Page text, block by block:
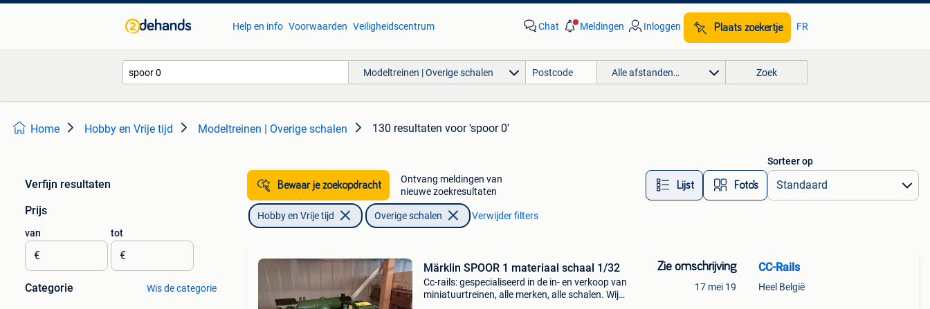
Help en info Voorwaarden Veiligheidscentrum Chat Meldingen Inloggen Plaats zoekertje FR
Modeltreinen | Overige schalen Alle afstanden… Zoek
Home Hobby en Vrije tijd Modeltreinen | Overige schalen 130 resultaten voor 'spoor 0'
Verfijn resultaten
Prijs
van
€
tot
€
Categorie Wis de categorie
Bewaar je zoekopdracht
Ontvang meldingen van
nieuwe zoekresultaten
Lijst Foto’s
Sorteer op
Hobby en Vrije tijd Overige schalen Verwijder filters
Märklin SPOOR 1 materiaal schaal 1/32
Cc-rails: gespecialiseerd in de in- en verkoop van
miniatuurtreinen, alle merken, alle schalen. Wij
Zie omschrijving
17 mei 19
CC-Rails
Heel België